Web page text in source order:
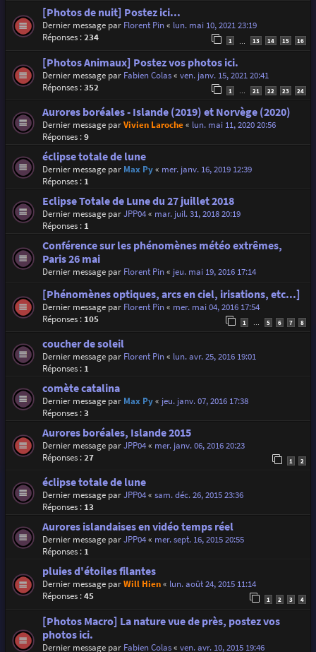
[Photos de nuit] Postez ici...
Dernier message par Florent Pin« lun. mai 10, 2021 23:19
Réponses :234 1 13 14 15 16
[Photos Animaux] Postez vos photos ici.
Dernier message par Fabien Colas« ven. janv. 15, 2021 20:41
Réponses :352 1 21 22 23 24
Aurores boréales - Islande (2019) et Norvège (2020)
Dernier message parVivien Laroche« lun. mai 11, 2020 20:56
Réponses :9
éclipse totale de lune
Dernier message par Max Py« mer. janv. 16, 2019 12:39
Réponses : 1
Eclipse Totale de Lune du 27 juillet 2018
Dernier message parJPP04« mar. juil. 31, 2018 20:19
Réponses : 1
Conférence sur les phénomènes météo extrêmes,
Paris 26 mai
Dernier message par Florent Pin« jeu. mai 19, 2016 17:14
[Phénomènes optiques, arcs en ciel, irisations, etc...]
Dernier message par Florent Pin« mer. mai 04, 2016 17:54
Réponses : 105 1 5 6 7 8
coucher de soleil
Dernier message par Florent Pin« lun. avr. 25, 2016 19:01
Réponses : 1
comète catalina
Dernier message par Max Py« jeu. janv. 07, 2016 17:38
Réponses :3
Aurores boréales, Islande 2015
Dernier message parJPP04« mer. janv. 06, 2016 20:23
Réponses :27 1 2
éclipse totale de lune
Dernier message parJPP04« sam. déc. 26, 2015 23:36
Réponses : 13
Aurores islandaises en vidéo temps réel
Dernier message parJPP04« mer. sept. 16, 2015 20:55
Réponses : 1
pluies d'étoiles filantes
Dernier message parWill Hien« lun. août 24, 2015 11:14
Réponses :45 1 2 3 4
[Photos Macro] La nature vue de près, postez vos
photos ici.
Dernier message par Fabien Colas« ven. avr. 10, 2015 19:46